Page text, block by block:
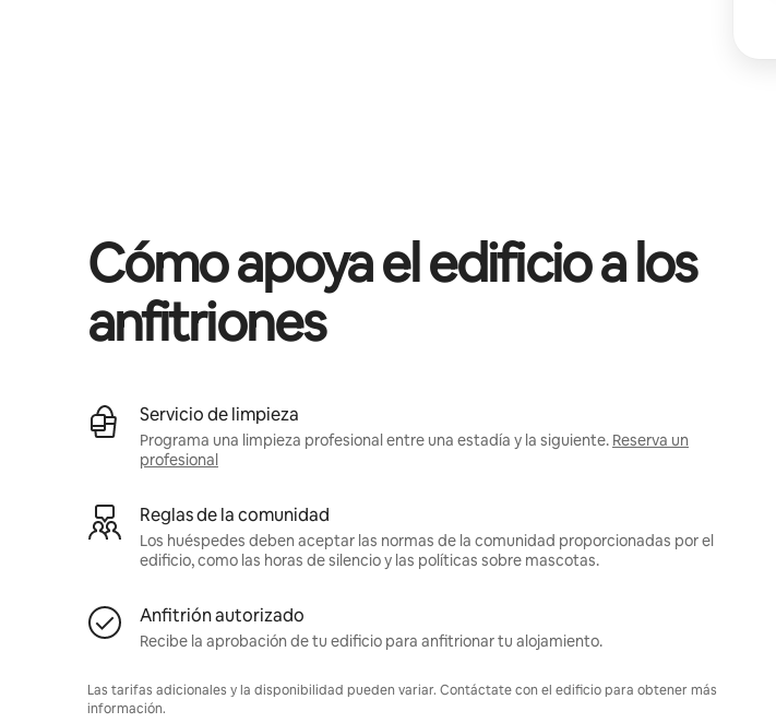
Cómo apoya el edificio a los
anfitriones
Servicio de limpieza
Programa una limpieza profesional entre una estadía y la siguiente. Reserva un
profesional
Reglas de la comunidad
Los huéspedes deben aceptar las normas de la comunidad proporcionadas por el
edificio, como las horas de silencio y las políticas sobre mascotas.
Anfitrión autorizado
Recibe la aprobación de tu edificio para anfitrionar tu alojamiento.
Las tarifas adicionales y la disponibilidad pueden variar. Contáctate con el edificio para obtener más
información.